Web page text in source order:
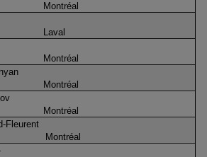
Montréal
Laval
Montréal
Montréal
Montréal
Fleurent
Montréal